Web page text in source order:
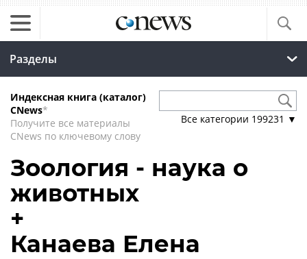
Разделы
Индексная книга (каталог)
CNews*
Получите все материалы
CNews по ключевому слову
Все категории 199231 ▼
Зоология - наука о
животных
+
Канаева Елена